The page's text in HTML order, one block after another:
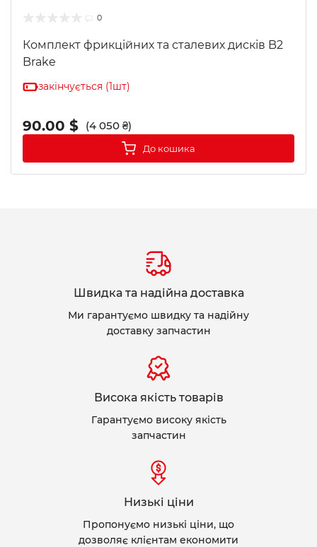
0
Комплект фрикційних та сталевих дисків B2
Brake
закінчується (1шт)
90.00 $ (4 050 ₴)
До кошика
Швидка та надійна доставка
Ми гарантуємо швидку та надійну
доставку запчастин
Висока якість товарів
Гарантуємо високу якість
запчастин
Низькі ціни
Пропонуємо низькі ціни, що
дозволяє клієнтам економити